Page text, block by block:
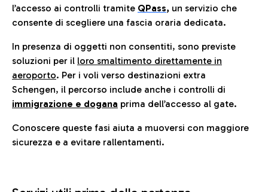
l’accesso ai controlli tramite QPass, un servizio che
consente di scegliere una fascia oraria dedicata.
In presenza di oggetti non consentiti, sono previste
soluzioni per il loro smaltimento direttamente in
aeroporto. Per i voli verso destinazioni extra
Schengen, il percorso include anche i controlli di
immigrazione e dogana prima dell’accesso al gate.
Conoscere queste fasi aiuta a muoversi con maggiore
sicurezza e a evitare rallentamenti.